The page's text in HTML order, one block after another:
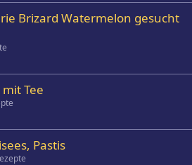
Brizard Watermelon gesucht
Tee
Pastis